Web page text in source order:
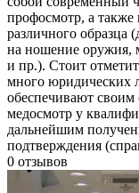
профосмотр, а также
различного образца
на ношение оружия,
и пр.). Стоит
много юридических
обеспечивают
медосмотр у
дальнейшим
подтверждения
0 отзывов